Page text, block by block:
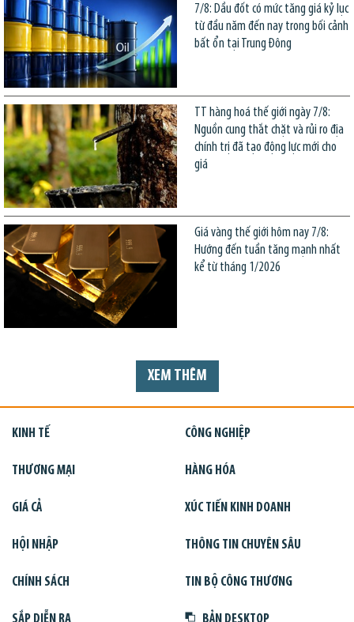
7/8: Dầu đốt có mức tăng giá kỷ lục
từ đầu năm đến nay trong bối cảnh
bất ổn tại Trung Đông
TT hàng hoá thế giới ngày 7/8:
Nguồn cung thắt chặt và rủi ro địa
chính trị đã tạo động lực mới cho
giá
Giá vàng thế giới hôm nay 7/8:
Hướng đến tuần tăng mạnh nhất
kể từ tháng 1/2026
XEM THÊM
KINH TẾ CÔNG NGHIỆP
THƯƠNG MẠI HÀNG HÓA
GIÁ CẢ XÚC TIẾN KINH DOANH
HỘI NHẬP THÔNG TIN CHUYÊN SÂU
CHÍNH SÁCH TIN BỘ CÔNG THƯƠNG